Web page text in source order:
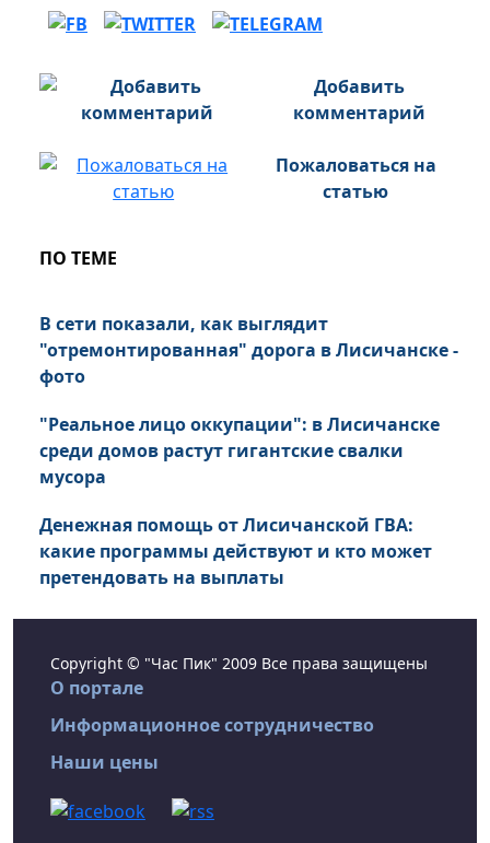
Добавить
комментарий
Пожаловаться на
статью
ПО ТЕМЕ
В сети показали, как выглядит
"отремонтированная" дорога в Лисичанске -
фото
"Реальное лицо оккупации": в Лисичанске
среди домов растут гигантские свалки
мусора
Денежная помощь от Лисичанской ГВА:
какие программы действуют и кто может
претендовать на выплаты
Copyright © "Час Пик" 2009 Все права защищены
О портале
Информационное сотрудничество
Наши цены